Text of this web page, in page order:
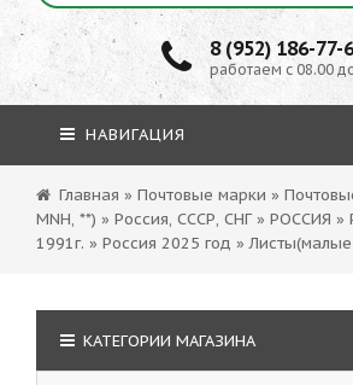
8 (952) 186-77-
работаем с 08.00
НАВИГАЦИЯ
Главная » Почтовые марки »
MNH, **) » Россия, СССР, СНГ » РОССИЯ »
1991г. » Россия 2025 год »
КАТЕГОРИИ МАГАЗИНА